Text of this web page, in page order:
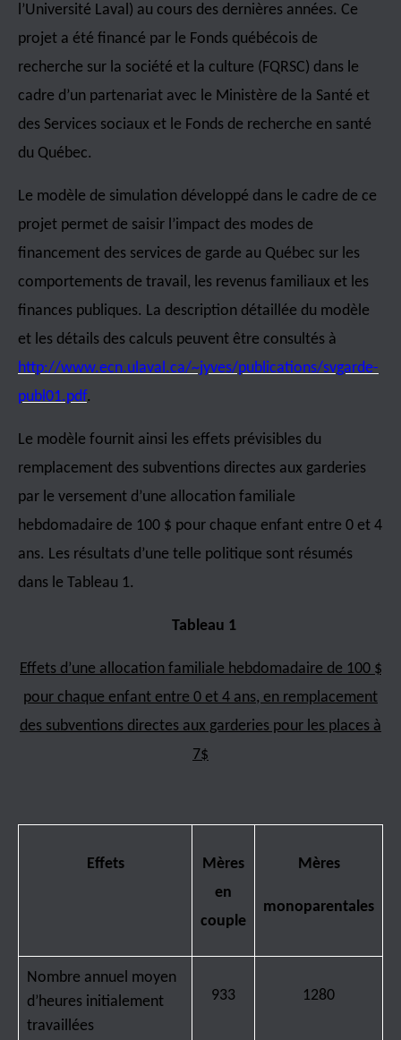
l’Université Laval) au cours des dernières années. Ce
projet a été financé par le Fonds québécois de
recherche sur la société et la culture (FQRSC) dans le
cadre d’un partenariat avec le Ministère de la Santé et
des Services sociaux et le Fonds de recherche en santé
du Québec.
Le modèle de simulation développé dans le cadre de ce
projet permet de saisir l’impact des modes de
financement des services de garde au Québec sur les
comportements de travail, les revenus familiaux et les
finances publiques. La description détaillée du modèle
et les détails des calculs peuvent être consultés à
http://www.ecn.ulaval.ca/~jyves/publications/svgarde-
publ01.pdf.
Le modèle fournit ainsi les effets prévisibles du
remplacement des subventions directes aux garderies
par le versement d’une allocation familiale
hebdomadaire de 100 $ pour chaque enfant entre 0 et 4
ans. Les résultats d’une telle politique sont résumés
dans le Tableau 1.
Tableau 1
Effets d’une allocation familiale hebdomadaire de 100 $
pour chaque enfant entre 0 et 4 ans, en remplacement
des subventions directes aux garderies pour les places à
7$
Effets
Mères
en
couple
Mères
monoparentales
Nombre annuel moyen
d’heures initialement
travaillées
933 1280